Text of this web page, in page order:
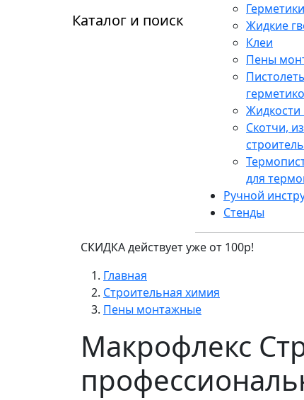
Каталог и поиск
Герметики
Жидкие
Клеи
Пены
Скотчи,
для
Ручной
Стенды
СКИДКА действует уже от 100р!
Главная
Строительная химия
Пены монтажные
Макрофлекс